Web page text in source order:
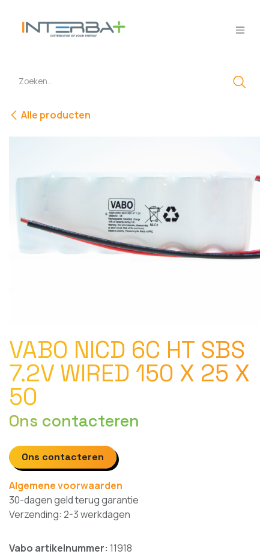
Alle producten
VABO NICD 6C HT SBS
7.2V WIRED 150 X 25 X
50
Ons contacteren
Ons contacteren
Algemene voorwaarden
30-dagen geld terug garantie
Verzending: 2-3 werkdagen
Vabo artikelnummer: 11918